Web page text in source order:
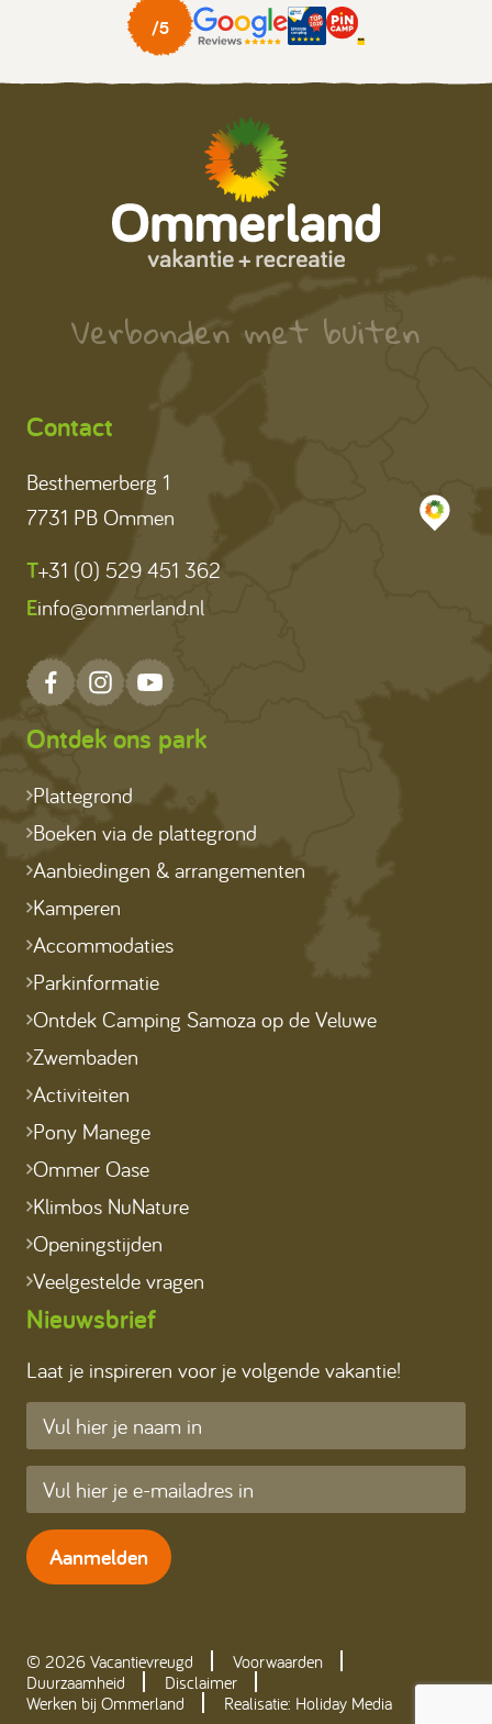
Verbonden met buiten
Contact
Besthemerberg 1
7731 PB Ommen
T+31 (0) 529 451 362
Einfo@ommerland.nl
Ontdek ons park
Plattegrond
Boeken via de plattegrond
Aanbiedingen & arrangementen
Kamperen
Accommodaties
Parkinformatie
Ontdek Camping Samoza op de Veluwe
Zwembaden
Activiteiten
Pony Manege
Ommer Oase
Klimbos NuNature
Openingstijden
Veelgestelde vragen
Nieuwsbrief
Laat je inspireren voor je volgende vakantie!
Aanmelden
© 2026 Vacantievreugd
Voorwaarden
Duurzaamheid
Disclaimer
Werken bij Ommerland
Realisatie: Holiday Media